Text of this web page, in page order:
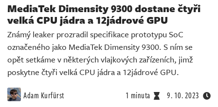
MediaTek Dimensity 9300 dostane čtyři
velká CPU jádra a 12jádrové GPU
Známý leaker prozradil specifikace prototypu SoC
označeného jako MediaTek Dimensity 9300. S ním se
opět setkáme v některých vlajkových zařízeních, jimž
poskytne čtyři velká CPU jádra a 12jádrové GPU.
Adam Kurfürst 1 minuta 9. 10. 2023